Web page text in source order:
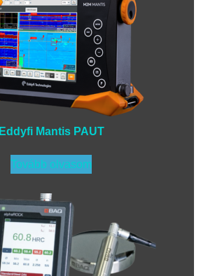
Eddyfi Mantis PAUT
Tovább olvasom